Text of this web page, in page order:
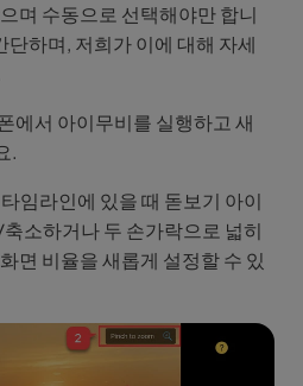
며 수동으로 선택해야만 합니
하며, 저희가 이에 대해 자세
에서 아이무비를 실행하고 새
.
임라인에 있을 때 돋보기 아이
소하거나 두 손가락으로 넓히
면 비율을 새롭게 설정할 수 있